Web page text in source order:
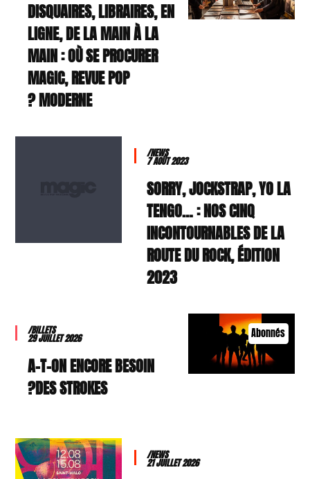
DISQUAIRES, LIBRAIRES, EN
LIGNE, DE LA MAIN À LA
MAIN : OÙ SE PROCURER
MAGIC, REVUE POP
MODERNE ?
/NEWS
7 AOÛT 2023
SORRY, JOCKSTRAP, YO LA
TENGO… : NOS CINQ
INCONTOURNABLES DE LA
ROUTE DU ROCK, ÉDITION
2023
Abonnés
/BILLETS
29 JUILLET 2026
A-T-ON ENCORE BESOIN
DES STROKES?
/NEWS
21 JUILLET 2026